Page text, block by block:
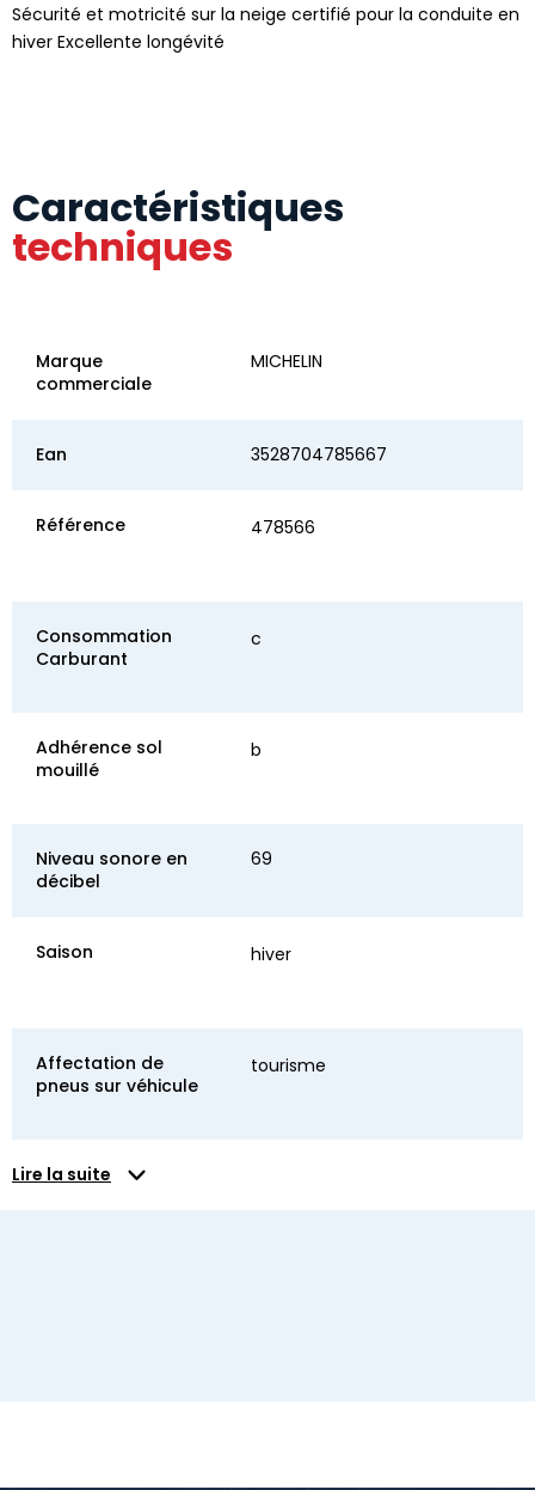
Sécurité et motricité sur la neige certifié pour la conduite en
hiver Excellente longévité
Caractéristiques
techniques
Marque
commerciale
MICHELIN
Ean 3528704785667
Référence 478566
Consommation
Carburant
c
Adhérence sol
mouillé
b
Niveau sonore en
décibel
69
Saison hiver
Affectation de
pneus sur véhicule
tourisme
Lire la suite